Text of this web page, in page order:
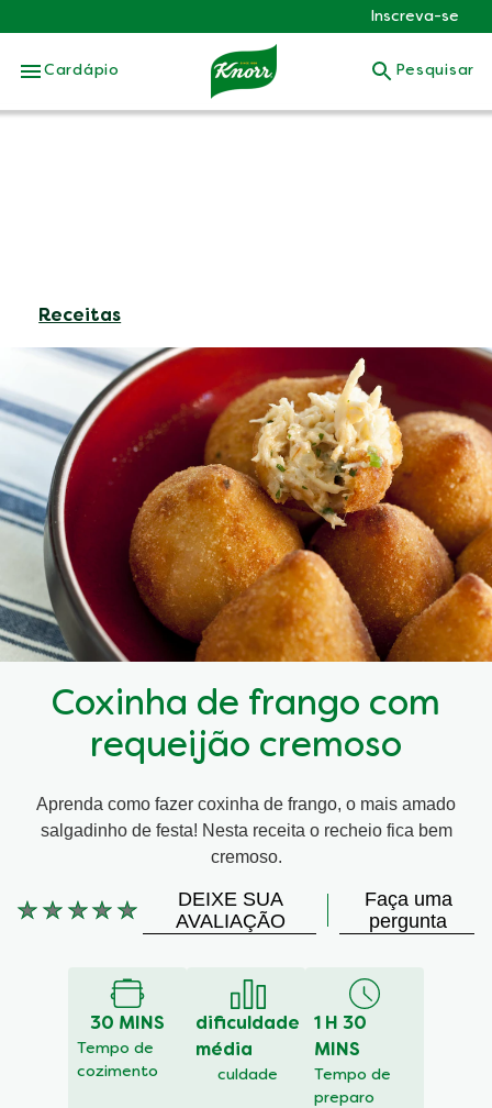
Skip to:
Inscreva-se
Cardápio Pesquisar
Receitas
Coxinha de frango com
requeijão cremoso
Aprenda como fazer coxinha de frango, o mais amado
salgadinho de festa! Nesta receita o recheio fica bem
cremoso.
Nenhuma
DEIXE SUA
AVALIAÇÃO
Faça uma
pergunta
30 MINS
Tempo de
cozimento
dificuldade
média
culdade
1 H 30
MINS
Tempo de
preparo